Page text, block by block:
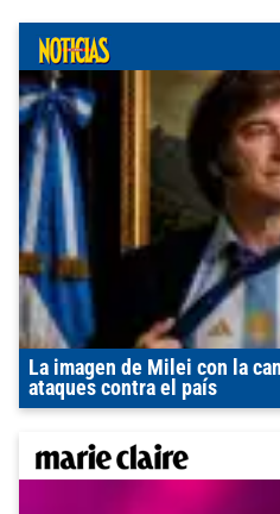
La imagen de Milei con la
ataques contra el país